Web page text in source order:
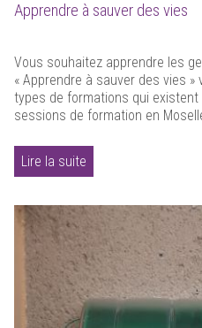
Apprendre à sauver des vies
Vous souhaitez apprendre les
« Apprendre à sauver des vies
types de formations qui existent
sessions de formation en
Lire la suite